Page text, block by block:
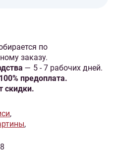
по
заказу.
— 5 - 7 рабочих дней.
предоплата.
скидки.
,
,